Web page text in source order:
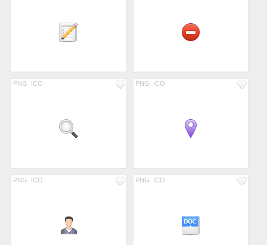
PNG ICO PNG ICO
PNG ICO PNG ICO